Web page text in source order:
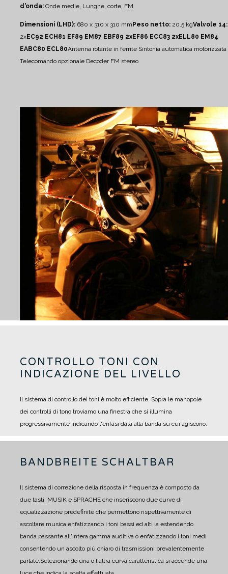
d'onda: Onde medie, Lunghe, corte, FM
Dimensioni (LHD): 680 x 310 x 310 mmPeso netto: 20.5 kgValvole 14:
2xEC92 ECH81 EF89 EM87 EBF89 2xEF86 ECC83 2xELL80 EM84
EABC80 ECL80Antenna rotante in ferrite Sintonia automatica motorizzata
Telecomando opzionale Decoder FM stereo
CONTROLLO TONI CON
INDICAZIONE DEL LIVELLO
Il sistema di controllo dei toni è molto efficiente. Sopra le manopole
dei controlli di tono troviamo una finestra che si illumina
progressivamente indicando l'enfasi data alla banda su cui agiscono.
BANDBREITE SCHALTBAR
Il sistema di correzione della risposta in frequenza è composto da
due tasti, MUSIK e SPRACHE che inseriscono due curve di
equalizzazione predefinite che permettono rispettivamente di
ascoltare musica enfatizzando i toni bassi ed alti la estendendo
banda passante all'intera gamma auditiva o enfatizzando i toni medi
consentendo un ascolto più chiaro di trasmissioni prevalentemente
parlate. Selezionando una o l'altra curva caratteristica si accende una